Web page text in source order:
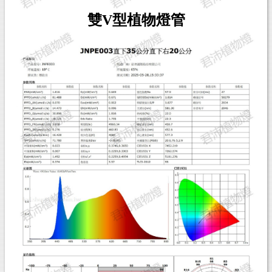
雙V型植物燈管